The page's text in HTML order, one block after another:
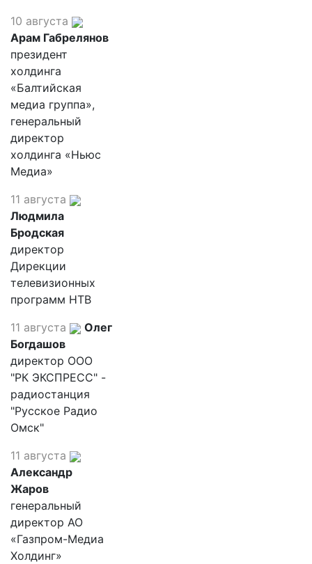
10 августа
Арам Габрелянов
президент
холдинга
«Балтийская
медиа группа»,
генеральный
директор
холдинга «Ньюс
Медиа»
11 августа
Людмила
Бродская
директор
Дирекции
телевизионных
программ НТВ
11 августа
Олег
Богдашов
директор ООО
"РК ЭКСПРЕСС" -
радиостанция
"Русское Радио
Омск"
11 августа
Александр
Жаров
генеральный
директор АО
«Газпром-Медиа
Холдинг»